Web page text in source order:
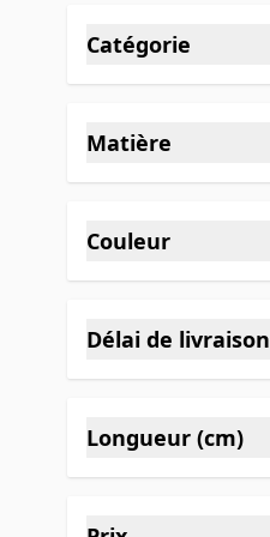
Catégorie
Matière
Couleur
Délai de livraison
Longueur (cm)